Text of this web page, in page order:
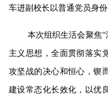
车进副校长以普通党员身
本次组织生活会聚焦“
主义思想，全面贯彻落实
攻坚战的决心和恒心，锲
建设常态化长效化，以优